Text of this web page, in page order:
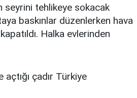
seyrini tehlikeye sokacak
baskınlar düzenlerken hava
Halka evlerinden
açtığı çadır Türkiye